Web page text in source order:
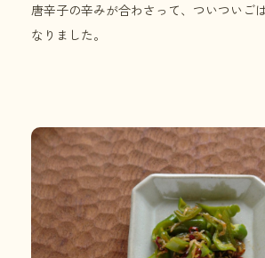
唐辛子の辛みが合わさって、ついついご
なりました。